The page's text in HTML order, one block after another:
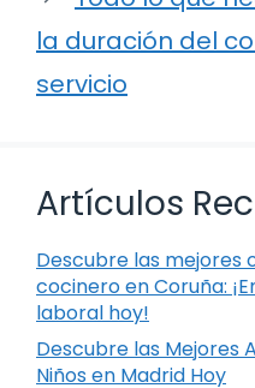
la duración del
servicio
Artículos
Descubre las mejores
cocinero en Coruña:
laboral hoy!
Descubre las Mejores
Niños en Madrid Hoy